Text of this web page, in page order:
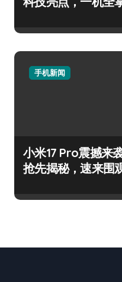
手机新闻
小米17 Pro震撼来
抢先揭秘，速来围